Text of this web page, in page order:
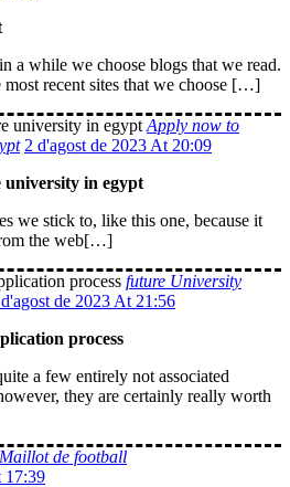
a while we choose blogs that we read.
most recent sites that we choose […]
Apply now to
2 d'agost de 2023 At 20:09
in egypt
we stick to, like this one, because it
the web[…]
future University
de 2023 At 21:56
process
a few entirely not associated
they are certainly really worth
Maillot de football
17:39